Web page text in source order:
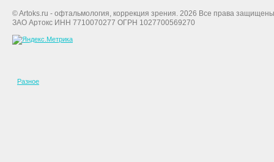
© Artoks.ru - офтальмология, коррекция зрения. 2026 Все права
ЗАО Артокс ИНН 7710070277 ОГРН 1027700569270
Разное